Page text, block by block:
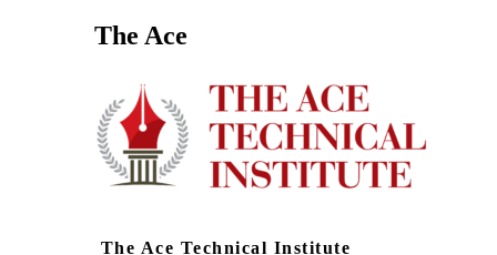
The Ace
The Ace Technical Institute